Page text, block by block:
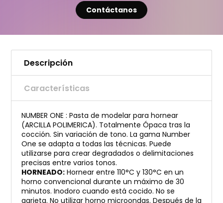
Contáctanos
Descripción
Características
NUMBER ONE : Pasta de modelar para hornear
(ARCILLA POLIMERICA). Totalmente Ópaca tras la
cocción. Sin variación de tono. La gama Number
One se adapta a todas las técnicas. Puede
utilizarse para crear degradados o delimitaciones
precisas entre varios tonos.
HORNEADO: Hornear entre 110°C y 130°C en un
horno convencional durante un máximo de 30
minutos. Inodoro cuando está cocido. No se
agrieta. No utilizar horno microondas. Después de la